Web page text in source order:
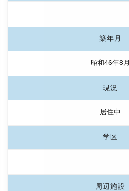
築年月
昭和46年8月
現況
居住中
学区
周辺施設